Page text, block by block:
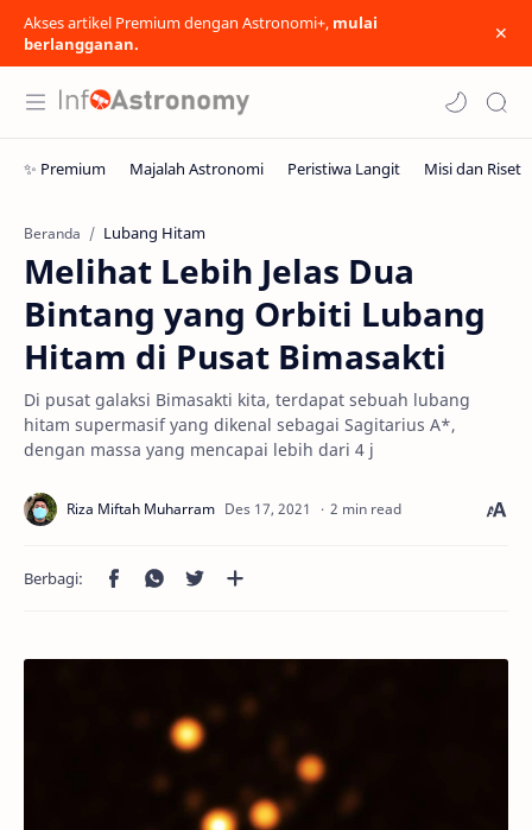
Akses artikel Premium dengan Astronomi+, mulai
berlangganan.
Beranda Lubang Hitam
Melihat Lebih Jelas Dua
Bintang yang Orbiti Lubang
Hitam di Pusat Bimasakti
Di pusat galaksi Bimasakti kita, terdapat sebuah lubang
hitam supermasif yang dikenal sebagai Sagitarius A*,
dengan massa yang mencapai lebih dari 4 j
2 min read